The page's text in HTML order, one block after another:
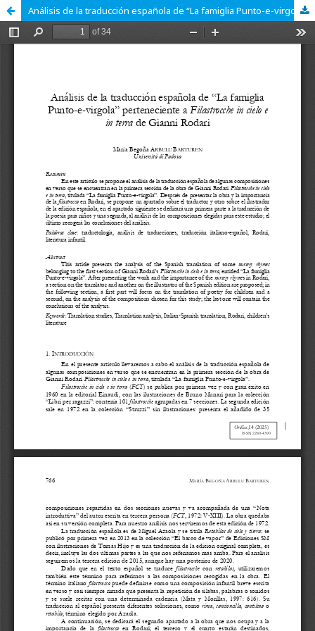
Análisis de la traducción española de “La famiglia Punto-e-virgola” perteneciente a <i>Filastrocche in cielo e in terra</i> de Gianni Rodari